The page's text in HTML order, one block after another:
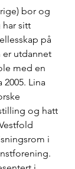
bor og
sitt
på
er utdannet
med en
2005. Lina
og hatt
i